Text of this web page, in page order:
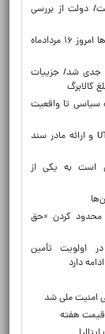
دولت از بررسی
قیمت جدید دلار، یورو و سایر ارزها امروز ۱۶ مردادماه
جدی شد/ جزییات
کالابرگ
سیاسی تا واقعیت
جزئیات ثبت ادعا، تهیه نقشه UTM و ارائه مادر سند
است به یکی از
محدود کردن «حق
اولویت تأمین
دارد
امنیت ملی شد
قیمت هفته